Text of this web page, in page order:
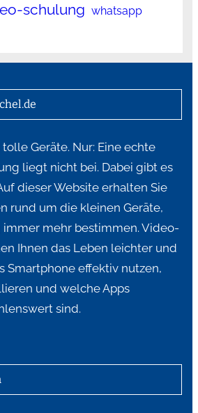
schulung whatsapp
Geräte. Nur: Eine echte
liegt nicht bei. Dabei gibt es
dieser Website erhalten Sie
rund um die kleinen Geräte,
mehr bestimmen. Video-
Ihnen das Leben leichter und
Smartphone effektiv nutzen,
und welche Apps
sind.